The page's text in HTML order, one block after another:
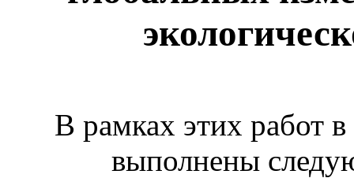
В рамках этих работ
выполнены